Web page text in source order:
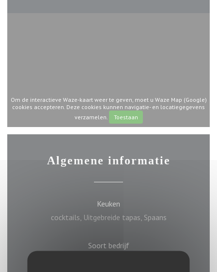
Om de interactieve Waze-kaart weer te geven, moet u Waze Map (Google)
cookies accepteren. Deze cookies kunnen navigatie- en locatiegegevens
verzamelen.
Toestaan
Algemene informatie
Keuken
cocktails, Uitgebreide tapas, Spaans
Soort bedrijf